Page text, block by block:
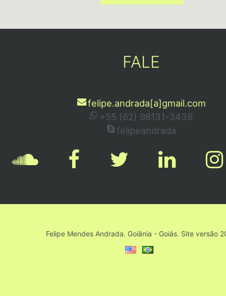
FALE
felipe.andrada[a]gmail.com
+55 (62) 98131-3439
felipeandrada
Felipe Mendes Andrada. Goiânia - Goiás. Site versão